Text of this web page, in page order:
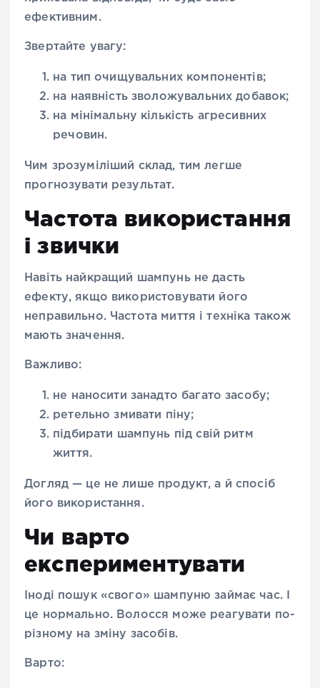
ефективним.
Звертайте увагу:
на тип очищувальних компонентів;
на наявність зволожувальних добавок;
на мінімальну кількість агресивних
речовин.
Чим зрозуміліший склад, тим легше
прогнозувати результат.
Частота використання
і звички
Навіть найкращий шампунь не дасть
ефекту, якщо використовувати його
неправильно. Частота миття і техніка також
мають значення.
Важливо:
не наносити занадто багато засобу;
ретельно змивати піну;
підбирати шампунь під свій ритм
життя.
Догляд — це не лише продукт, а й спосіб
його використання.
Чи варто
експериментувати
Іноді пошук «свого» шампуню займає час. І
це нормально. Волосся може реагувати по-
різному на зміну засобів.
Варто: